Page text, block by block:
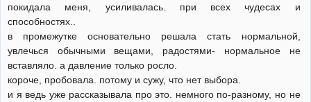
покидала меня, усиливалась. при всех чудесах и
способностях..
в промежутке основательно решала стать нормальной,
увлечься обычными вещами, радостями- нормальное не
вставляло. а давление только росло.
короче, пробовала. потому и сужу, что нет выбора.
и я ведь уже рассказывала про это. немного по-разному, но не